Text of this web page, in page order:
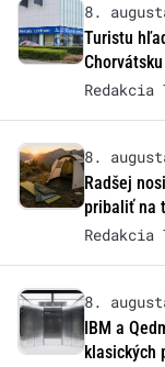
8.
Turistu
Redakcia
8.
Radšej
pribaliť na
Redakcia
8.
IBM a
klasických